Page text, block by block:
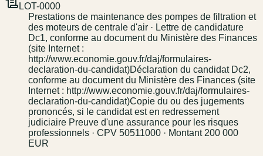
LOT-0000
Prestations de maintenance des pompes de filtration et
des moteurs de centrale d'air · Lettre de candidature
Dc1, conforme au document du Ministère des Finances
(site Internet :
http://www.economie.gouv.fr/daj/formulaires-
declaration-du-candidat)Déclaration du candidat Dc2,
conforme au document du Ministère des Finances (site
Internet : http://www.economie.gouv.fr/daj/formulaires-
declaration-du-candidat)Copie du ou des jugements
prononcés, si le candidat est en redressement
judiciaire Preuve d'une assurance pour les risques
professionnels · CPV 50511000 · Montant 200 000
EUR